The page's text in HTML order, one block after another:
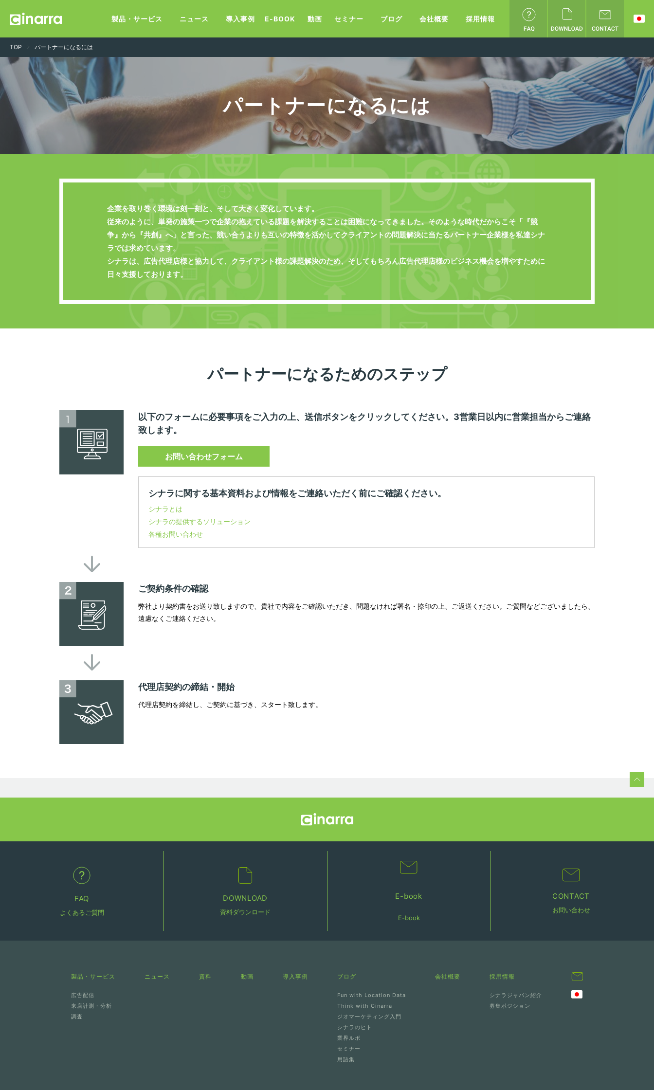
製品・サービス ニュース 導入事例 E-BOOK 動画 セミナー ブログ 会社概要 採用情報
TOP パートナーになるには
パートナーになるには
企業を取り巻く環境は刻一刻と、そして大きく変化しています。
従来のように、単発の施策一つで企業の抱えている課題を解決することは困難になってきました。そのような時代だからこそ「『競
争』から『共創』へ」と言った、競い合うよりも互いの特徴を活かしてクライアントの問題解決に当たるパートナー企業様を私達シナ
ラでは求めています。
シナラは、広告代理店様と協力して、クライアント様の課題解決のため、そしてもちろん広告代理店様のビジネス機会を増やすために
日々支援しております。
パートナーになるためのステップ
以下のフォームに必要事項をご入力の上、送信ボタンをクリックしてください。3営業日以内に営業担当からご連絡
致します。
お問い合わせフォーム
シナラに関する基本資料および情報をご連絡いただく前にご確認ください。
シナラとは
シナラの提供するソリューション
各種お問い合わせ
ご契約条件の確認
弊社より契約書をお送り致しますので、貴社で内容をご確認いただき、問題なければ署名・捺印の上、ご返送ください。ご質問などございましたら、
遠慮なくご連絡ください。
代理店契約の締結・開始
代理店契約を締結し、ご契約に基づき、スタート致します。
FAQ
よくあるご質問
DOWNLOAD
資料ダウンロード
E-book
E-book
CONTACT
お問い合わせ
製品・サービス
広告配信
来店計測・分析
調査
ニュース 資料 動画 導入事例 ブログ
Fun with Location Data
Think with Cinarra
ジオマーケティング入門
シナラのヒト
業界ルポ
セミナー
用語集
会社概要 採用情報
シナラジャパン紹介
募集ポジション